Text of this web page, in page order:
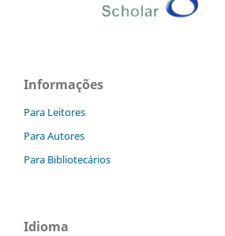
Informações
Para Leitores
Para Autores
Para Bibliotecários
Idioma